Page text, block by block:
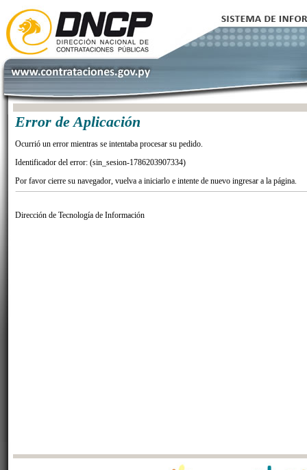
Error de Aplicación
Ocurrió un error mientras se intentaba procesar su pedido.
Identificador del error: (sin_sesion-1786203907334)
Por favor cierre su navegador, vuelva a iniciarlo e intente de nuevo ingresar a la página.
Dirección de Tecnología de Información